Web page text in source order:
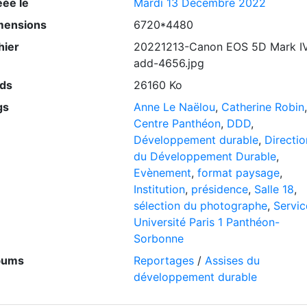
le
Mardi 13 Décembre 2022
6720*4480
20221213-Canon EOS 5D Mark
add-4656.jpg
26160 Ko
Anne Le Naëlou, Catherine Robin,
Centre Panthéon, DDD,
Développement durable,
du Développement Durable,
Evènement, format paysage,
Institution, présidence, Salle 18,
sélection du photographe,
Université Paris 1 Panthéon-
Sorbonne
Reportages / Assises du
développement durable